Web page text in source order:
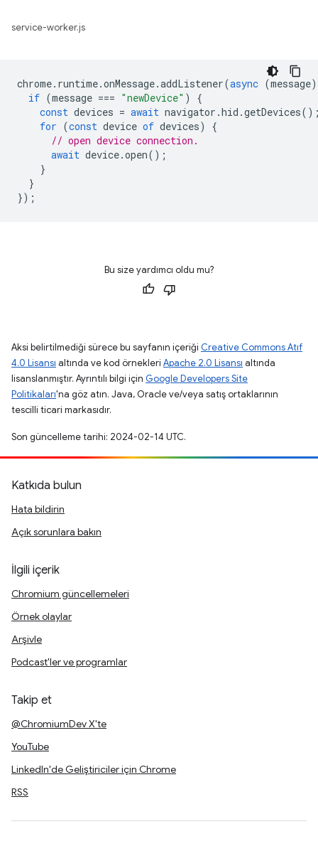
service-worker.js
chrome. runtime.onMessage.addListener(async (message)
if (message === "newDevice" )
{
const devices = await navigator .hid .getDevices
for (const device of devices)
{
// open device connection.
await device.open();
}
}
});
Bu size yardımcı oldu mu?
Aksi belirtilmediği sürece bu sayfanın içeriği Creative Commons Atıf
4.0 Lisansı altında ve kod örnekleri Apache 2.0 Lisansı altında
lisanslanmıştır. Ayrıntılı bilgi için Google Developers Site
Politikaları'na göz atın. Java, Oracle ve/veya satış ortaklarının
tescilli ticari markasıdır.
Son güncelleme tarihi: 2024-02-14 UTC.
Katkıda bulun
Hata bildirin
Açık sorunlara bakın
İlgili içerik
Chromium güncellemeleri
Örnek olaylar
Arşivle
Podcast'ler ve programlar
Takip et
@ChromiumDev X'te
YouTube
LinkedIn'de Geliştiriciler için Chrome
RSS